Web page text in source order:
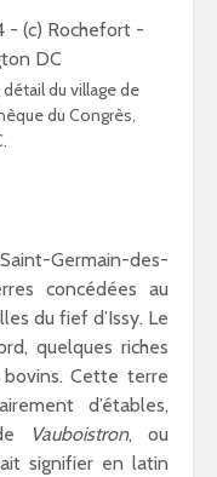
du village de
du Congrès,
Saint-Germain-des-
concédées au
du fief d’Issy. Le
quelques riches
Cette terre
d’étables,
Vauboistron, ou
signifier en latin